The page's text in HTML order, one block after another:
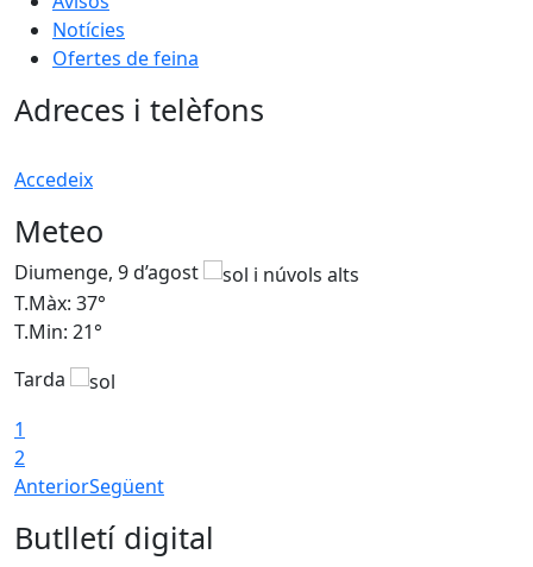
Notícies
Ofertes de feina
Adreces i telèfons
Accedeix
Meteo
Diumenge, 9 d’agost
T.Màx: 37°
T.Min: 21°
Tarda
1
2
AnteriorSegüent
Butlletí digital